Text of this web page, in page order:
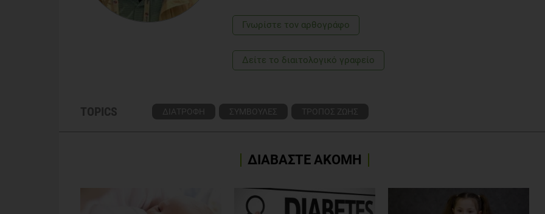
Γνωρίστε τoν αρθογράφο
Δείτε το διαιτολογικό γραφείο
TOPICS ΔΙΑΤΡΟΦΗ ΣΥΜΒΟΥΛΕΣ ΤΡΟΠΟΣ ΖΩΗΣ
ΔΙΑΒΑΣΤΕ ΑΚΟΜΗ